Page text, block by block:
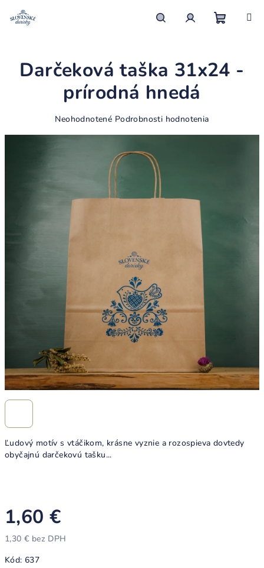
košík
Ľudový motív s vtáčikom, krásne vyznie a rozospieva dovtedy
obyčajnú darčekovú tašku...
1,60 €
1,30 € bez DPH
cena:
Kód: 637
Darčeková taška 31x24 -
prírodná hnedá
Priemerné
hviezdičiek.
Neohodnotené Podrobnosti hodnotenia